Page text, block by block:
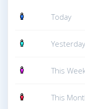
Today
Yesterday
This
This